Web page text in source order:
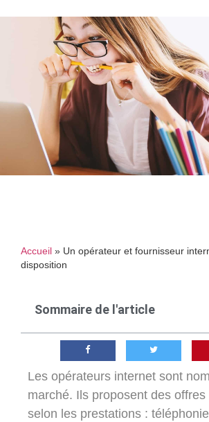
Accueil » Un opérateur et fournisseur
disposition
Sommaire de l'article
Les opérateurs internet sont
marché. Ils proposent des
selon les prestations :